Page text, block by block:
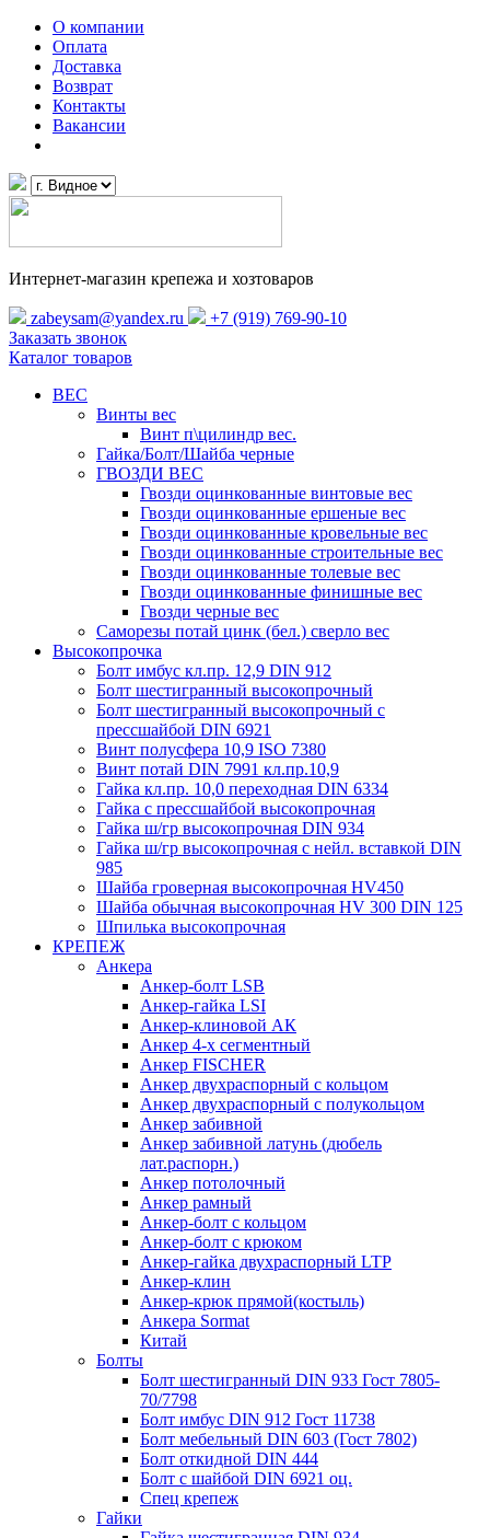
О компании
Оплата
Доставка
Возврат
Контакты
Вакансии
Интернет-магазин крепежа и хозтоваров
zabeysam@yandex.ru
+7 (919) 769-90-10
Заказать звонок
Каталог товаров
ВЕС
Винты вес
Винт п\цилиндр вес.
Гайка/Болт/Шайба черные
ГВОЗДИ ВЕС
Гвозди оцинкованные винтовые вес
Гвозди оцинкованные ершеные вес
Гвозди оцинкованные кровельные вес
Гвозди оцинкованные строительные вес
Гвозди оцинкованные толевые вес
Гвозди оцинкованные финишные вес
Гвозди черные вес
Саморезы потай цинк (бел.) сверло вес
Высокопрочка
Болт имбус кл.пр. 12,9 DIN 912
Болт шестигранный высокопрочный
Болт шестигранный высокопрочный с
прессшайбой DIN 6921
Винт полусфера 10,9 ISO 7380
Винт потай DIN 7991 кл.пр.10,9
Гайка кл.пр. 10,0 переходная DIN 6334
Гайка с прессшайбой высокопрочная
Гайка ш/гр высокопрочная DIN 934
Гайка ш/гр высокопрочная с нейл. вставкой DIN
985
Шайба гроверная высокопрочная HV450
Шайба обычная высокопрочная HV 300 DIN 125
Шпилька высокопрочная
КРЕПЕЖ
Анкера
Анкер-болт LSB
Анкер-гайка LSI
Анкер-клиновой АК
Анкер 4-х сегментный
Анкер FISCHER
Анкер двухраспорный с кольцом
Анкер двухраспорный с полукольцом
Анкер забивной
Анкер забивной латунь (дюбель
лат.распорн.)
Анкер потолочный
Анкер рамный
Анкер-болт с кольцом
Анкер-болт с крюком
Анкер-гайка двухраспорный LTP
Анкер-клин
Анкер-крюк прямой(костыль)
Анкера Sormat
Китай
Болты
Болт шестигранный DIN 933 Гост 7805-
70/7798
Болт имбус DIN 912 Гост 11738
Болт мебельный DIN 603 (Гост 7802)
Болт откидной DIN 444
Болт с шайбой DIN 6921 оц.
Спец крепеж
Гайки